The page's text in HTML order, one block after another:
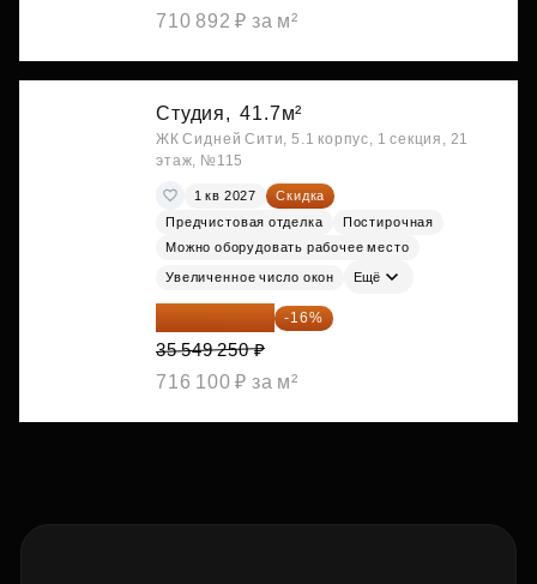
710 892 ₽ за м²
Студия, 41.7м²
ЖК Сидней Сити, 5.1 корпус, 1 секция, 21
этаж, №115
1 кв 2027
Скидка
Предчистовая отделка
Постирочная
Можно оборудовать рабочее место
Увеличенное число окон Ещё
29 861 370 ₽ -16%
35 549 250 ₽
716 100 ₽ за м²